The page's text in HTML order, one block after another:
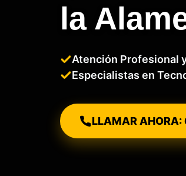
la
Atención Profesional
Especialistas en
LLAMAR